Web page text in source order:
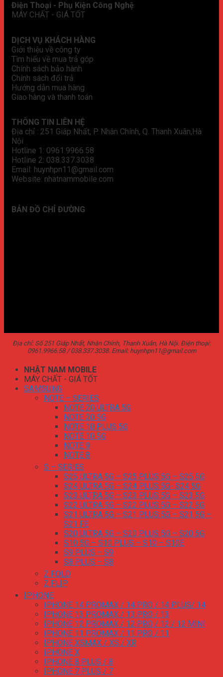
Điện Thoại - Phụ Kiện Công Nghệ
MÁY CHẤT - GIÁ TỐT
DỊCH VỤ KHÁCH HÀNG
Giới thiệu về công ty
Tìm hiểu về mua trả góp
Chính sách bảo hành
Chính sách đổi trả
Hướng dẫn mua hàng
Giao hàng và thanh toán
THÔNG TIN LIÊN HỆ
Địa chỉ : 251 Giáp Nhất, P. Nhân Chính, Q. Thanh Xuân,Hà
Nội
Hotline 1: 0961.9966.58
Hotline 2: 038.337.3038
Email: huynhpn11@gmail.com
Website: nhatnammobile.com
BẢN ĐỒ CHỈ ĐƯỜNG
Địa chỉ: Số 251 Giáp Nhất, Nhân Chính, Thanh Xuân, Hà Nội. Điện thoại:
0961.9966.58 / 038.337.3038. Email: huynhpn11@gmail.com
NHẬT NAM MOBILE
MÁY CHẤT - GIÁ TỐT
SAMSUNG
NOTE – SERIES
NOTE 20 ULTRA 5G
NOTE 20 5G
NOTE 10 PLUS 5G
NOTE 10 5G
NOTE 9
NOTE 8
S – SERIES
S25 ULTRA 5G – S25 PLUS 5G – S25 5G
S24 ULTRA 5G – S24 PLUS 5G- S24 5G
S23 ULTRA 5G – S23 PLUS 5G – S23 5G
S22 ULTRA 5G – S22 PLUS 5G – S22 5G
S21 ULTRA 5G – S21 PLUS 5G – S21 5G –
S21 FE
S20 ULTRA 5G – S20 PLUS 5G – S20 5G
S10 5G – S10 PLUS – S10 – S10E
S9 PLUS – S9
S8 PLUS – S8
Z FOLD
Z FLIP
IPHONE
IPHONE 14 PROMAX / 14 PRO / 14 PLUS/ 14
IPHONE 13 PROMAX / 13 PRO / 13
IPHONE 12 PROMAX / 12 PRO / 12 / 12 MINI
IPHONE 11 PROMAX / 11 PRO / 11
IPHONE XSMAX / XS / XR
IPHONE X
IPHONE 8 PLUS / 8
IPHONE 7 PLUS / 7